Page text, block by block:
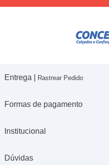
Entrega | Rastrear Pedido
Formas de pagamento
Institucional
Dúvidas